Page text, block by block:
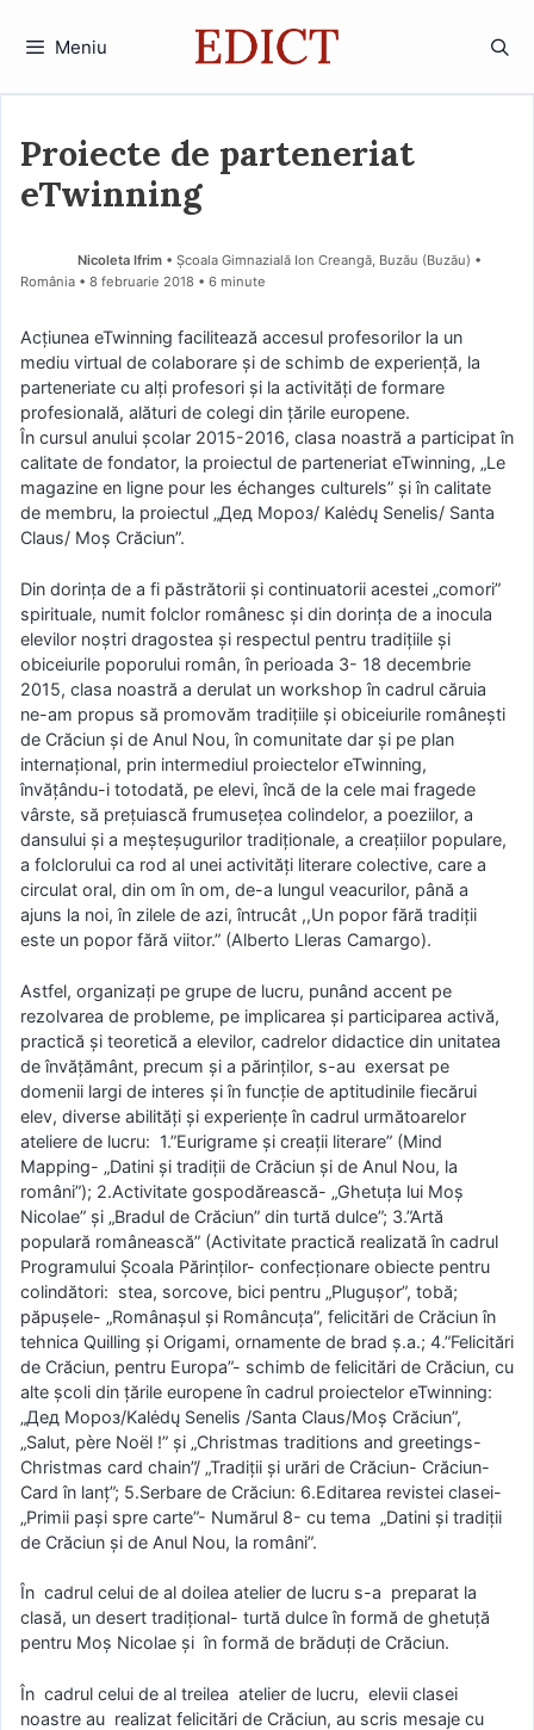
Meniu
Proiecte de parteneriat
eTwinning
Nicoleta Ifrim • Școala Gimnazială Ion Creangă, Buzău (Buzău) •
România
8 februarie 2018 • 6 minute
Acţiunea eTwinning facilitează accesul profesorilor la un
mediu virtual de colaborare şi de schimb de experienţă, la
parteneriate cu alţi profesori şi la activităţi de formare
profesională, alături de colegi din ţările europene.
În cursul anului școlar 2015-2016, clasa noastră a participat în
calitate de fondator, la proiectul de parteneriat eTwinning, „Le
magazine en ligne pour les échanges culturels” și în calitate
de membru, la proiectul „Дед Мороз/ Kalėdų Senelis/ Santa
Claus/ Moș Crăciun”.
Din dorința de a fi păstrătorii și continuatorii acestei „comori”
spirituale, numit folclor românesc și din dorința de a inocula
elevilor noștri dragostea și respectul pentru tradițiile și
obiceiurile poporului român, în perioada 3- 18 decembrie
2015, clasa noastră a derulat un workshop în cadrul căruia
ne-am propus să promovăm tradiţiile şi obiceiurile românești
de Crăciun și de Anul Nou, în comunitate dar și pe plan
internațional, prin intermediul proiectelor eTwinning,
învăţându-i totodată, pe elevi, încă de la cele mai fragede
vârste, să prețuiască frumuseţea colindelor, a poeziilor, a
dansului şi a meşteşugurilor tradiţionale, a creațiilor populare,
a folclorului ca rod al unei activități literare colective, care a
circulat oral, din om în om, de-a lungul veacurilor, până a
ajuns la noi, în zilele de azi, întrucât ,,Un popor fără tradiţii
este un popor fără viitor.” (Alberto Lleras Camargo).
Astfel, organizați pe grupe de lucru, punând accent pe
rezolvarea de probleme, pe implicarea și participarea activă,
practică și teoretică a elevilor, cadrelor didactice din unitatea
de învățământ, precum și a părinților, s-au exersat pe
domenii largi de interes și în funcție de aptitudinile fiecărui
elev, diverse abilități și experiențe în cadrul următoarelor
ateliere de lucru: 1.”Eurigrame și creații literare” (Mind
Mapping- „Datini și tradiții de Crăciun și de Anul Nou, la
români”); 2.Activitate gospodărească- „Ghetuța lui Moș
Nicolae” și „Bradul de Crăciun” din turtă dulce”; 3.”Artă
populară românească” (Activitate practică realizată în cadrul
Programului Școala Părinților- confecționare obiecte pentru
colindători: stea, sorcove, bici pentru „Plugușor”, tobă;
păpușele- „Românașul și Româncuța”, felicitări de Crăciun în
tehnica Quilling și Origami, ornamente de brad ș.a.; 4.”Felicitări
de Crăciun, pentru Europa”- schimb de felicitări de Crăciun, cu
alte școli din țările europene în cadrul proiectelor eTwinning:
„Дед Мороз/Kalėdų Senelis /Santa Claus/Moș Crăciun”,
„Salut, père Noël !” și „Christmas traditions and greetings-
Christmas card chain”/ „Tradiții și urări de Crăciun- Crăciun-
Card în lanț”; 5.Serbare de Crăciun: 6.Editarea revistei clasei-
„Primii pași spre carte”- Numărul 8- cu tema „Datini și tradiții
de Crăciun și de Anul Nou, la români”.
În cadrul celui de al doilea atelier de lucru s-a preparat la
clasă, un desert tradițional- turtă dulce în formă de ghetuță
pentru Moș Nicolae și în formă de brăduți de Crăciun.
În cadrul celui de al treilea atelier de lucru, elevii clasei
noastre au realizat felicitări de Crăciun, au scris mesaje cu